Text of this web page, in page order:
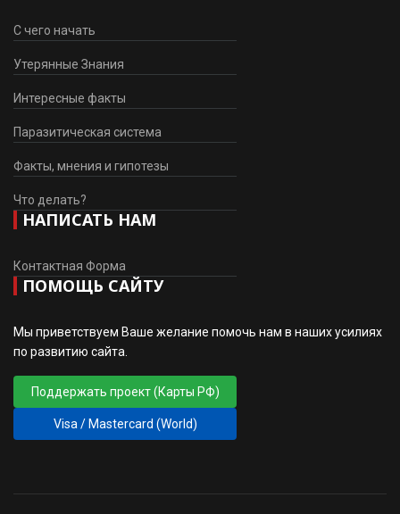
С чего начать
Утерянные Знания
Интересные факты
Паразитическая система
Факты, мнения и гипотезы
Что делать?
НАПИСАТЬ НАМ
Контактная Форма
ПОМОЩЬ САЙТУ
Мы приветствуем Ваше желание помочь нам в наших усилиях
по развитию сайта.
Поддержать проект (Карты РФ)
Visa / Mastercard (World)